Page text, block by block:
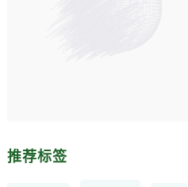
推荐标签